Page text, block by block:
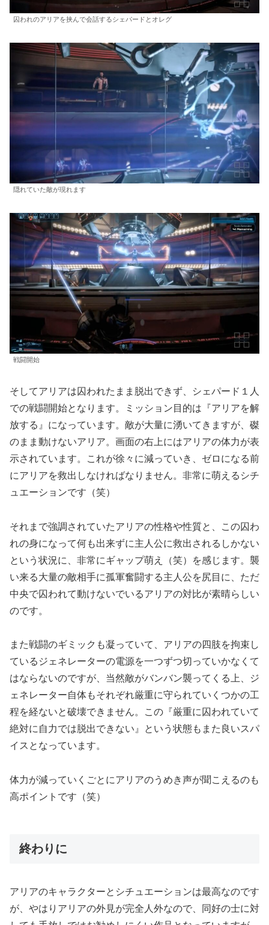
囚われのアリアを挟んで会話するシェパードとオレグ
隠れていた敵が現れます
戦闘開始
そしてアリアは囚われたまま脱出できず、シェパード１人
での戦闘開始となります。ミッション目的は『アリアを解
放する』になっています。敵が大量に湧いてきますが、磔
のまま動けないアリア。画面の右上にはアリアの体力が表
示されています。これが徐々に減っていき、ゼロになる前
にアリアを救出しなければなりません。非常に萌えるシチ
ュエーションです（笑）
それまで強調されていたアリアの性格や性質と、この囚わ
れの身になって何も出来ずに主人公に救出されるしかない
という状況に、非常にギャップ萌え（笑）を感じます。襲
い来る大量の敵相手に孤軍奮闘する主人公を尻目に、ただ
中央で囚われて動けないでいるアリアの対比が素晴らしい
のです。
また戦闘のギミックも凝っていて、アリアの四肢を拘束し
ているジェネレーターの電源を一つずつ切っていかなくて
はならないのですが、当然敵がバンバン襲ってくる上、ジ
ェネレーター自体もそれぞれ厳重に守られていくつかの工
程を経ないと破壊できません。この『厳重に囚われていて
絶対に自力では脱出できない』という状態もまた良いスパ
イスとなっています。
体力が減っていくごとにアリアのうめき声が聞こえるのも
高ポイントです（笑）
終わりに
アリアのキャラクターとシチュエーションは最高なのです
が、やはりアリアの外見が完全人外なので、同好の士に対